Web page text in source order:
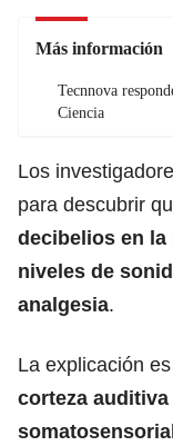
Más información
Tecnnova
Ciencia
Los
para descubrir
decibelios en
niveles de
analgesia.
La explicación
corteza